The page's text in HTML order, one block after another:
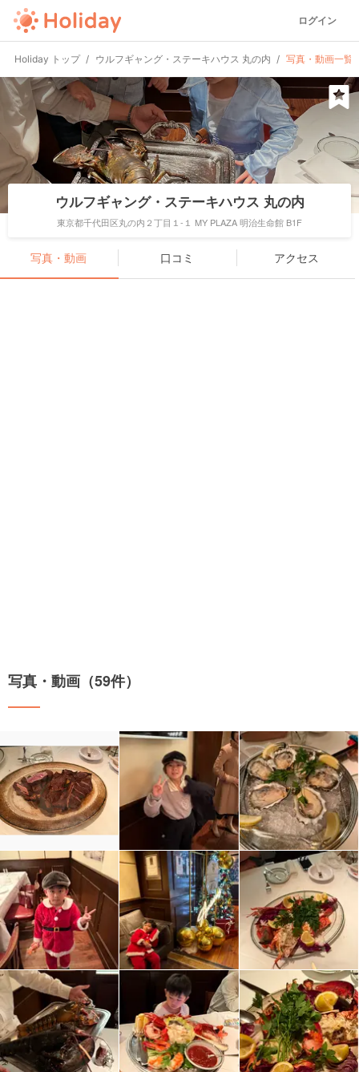
ログイン
Holiday トップ ウルフギャング・ステーキハウス 丸の内 写真・動画一覧
ウルフギャング・ステーキハウス 丸の内
東京都千代田区丸の内２丁目１-１ MY PLAZA 明治生命館 B1F
写真・動画 口コミ アクセス
写真・動画（59件）